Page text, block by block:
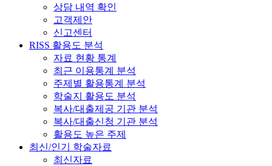
상담 내역 확인
고객제안
신고센터
RISS 활용도 분석
자료 현황 통계
최근 이용통계 분석
주제별 활용통계 분석
학술지 활용도 분석
복사/대출제공 기관 분석
복사/대출신청 기관 분석
활용도 높은 주제
최신/인기 학술자료
최신자료